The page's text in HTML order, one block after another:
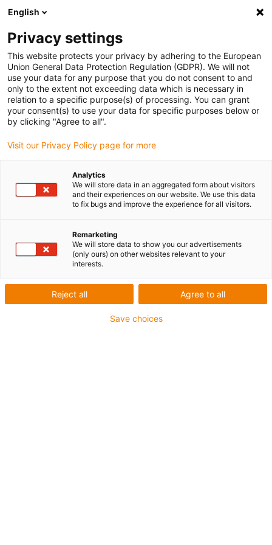
Selecione o local de entrega
A seleção da página do país/região pode influenciar vários
factores
Ver todas as localizações
Ir para www.igus.com
Página inicial igus Portugal wiki Manual técnico
Manual técnico
casquilhos deslizantes
Nos nossos manuais técnicos, partilhamos consigo
conhecimentos resultantes da experiência prática e de
English
Privacy settings
This website protects your privacy by adhering to the European
Union General Data Protection Regulation (GDPR). We will not
use your data for any purpose that you do not consent to and
only to the extent not exceeding data which is necessary in
relation to a specific purpose(s) of processing. You can grant
your consent(s) to use your data for specific purposes below or
by clicking "Agree to all".
Visit our Privacy Policy page for more
Analytics
We will store data in an aggregated form about visitors
and their experiences on our website. We use this data
to fix bugs and improve the experience for all visitors.
Remarketing
We will store data to show you our advertisements
(only ours) on other websites relevant to your
interests.
Agree to all
Reject all
Save choices